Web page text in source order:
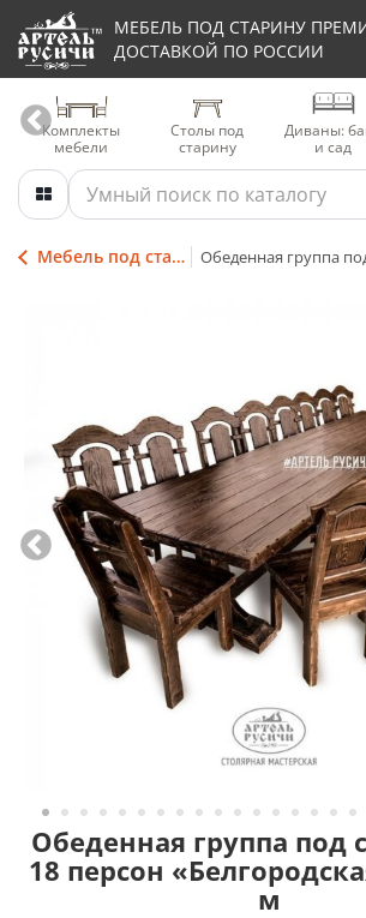
МЕБЕЛЬ ПОД СТАРИНУ
ДОСТАВКОЙ ПО РОССИИ
Комплекты
мебели
Столы под
старину
Диваны:
и сад
Мебель под старину из дерева
Обеденная группа под
18 персон
м